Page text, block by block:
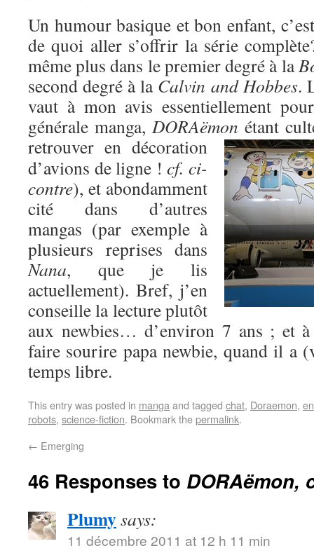
Un humour basique et bon enfant,
de quoi aller s’offrir la série
même plus dans le premier degré à la
second degré à la Calvin and Hobbes.
vaut à mon avis essentiellement
générale manga, DORAëmon étant
retrouver en décoration
d’avions de ligne !cf. ci-
contre), et abondamment
cité dans d’autres
mangas (par exemple à
plusieurs reprises dans
Nana, que je lis
actuellement). Bref, j’en
conseille la lecture plutôt
aux newbies… d’environ 7 ans ; et à
faire sourire papa newbie, quand il a
temps libre.
This entry was posted in manga and tagged chat, Doraemon,
robots, science-fiction. Bookmark thepermalink.
← Emerging
46 Responses to DORAëmon,
Plumysays:
11 décembre 2011 at 12 h 11 min